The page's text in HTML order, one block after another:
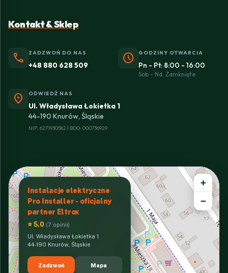
Kontakt & Sklep
phone ZADZWOŃ DO NAS
+48 880 628 509 schedule GODZINY OTWARCIA
Pn - Pt: 8:00 - 16:00
Sob - Nd: Zamknięte
location_on ODWIEDŹ NAS
Ul. Władysława Łokietka 1
44-190 Knurów, Śląskie
NIP: 6271930582 | BDO: 000736929
Instalacje elektryczne
Pro Installer - oficjalny
partner Eltrox
⭐ 5.0 (7 opinii)
Ul. Władysława Łokietka 1
44-190 Knurów, Śląskie
Zadzwoń Mapa
+
−